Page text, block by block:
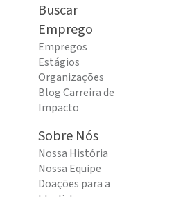
Buscar
Emprego
Empregos
Estágios
Organizações
Blog Carreira de
Impacto
Sobre Nós
Nossa História
Nossa Equipe
Doações para a